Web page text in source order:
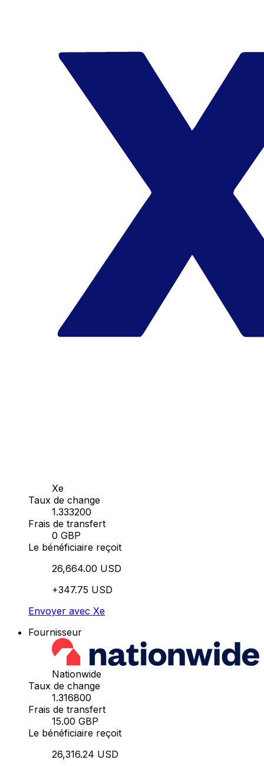
Xe
Taux de change
1.333200
Frais de transfert
0 GBP
Le bénéficiaire reçoit
26,664.00 USD
+347.75 USD
Envoyer avec Xe
Fournisseur
Nationwide
Taux de change
1.316800
Frais de transfert
15.00 GBP
Le bénéficiaire reçoit
26,316.24 USD